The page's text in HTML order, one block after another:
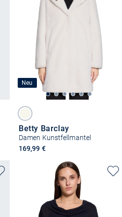
Neu
Betty Barclay
Damen Kunstfellmantel
169,99 €